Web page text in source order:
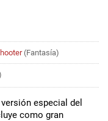
(Fantasía)
especial del
como gran